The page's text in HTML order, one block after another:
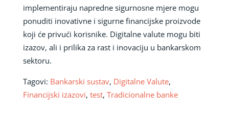
implementiraju napredne sigurnosne mjere mogu
ponuditi inovativne i sigurne financijske proizvode
koji će privući korisnike. Digitalne valute mogu biti
izazov, ali i prilika za rast i inovaciju u bankarskom
sektoru.
Tagovi: Bankarski sustav, Digitalne Valute,
Financijski izazovi, test, Tradicionalne banke